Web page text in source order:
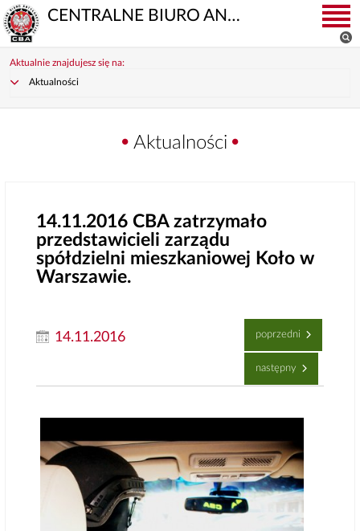
CENTRALNE BIURO ANTYKORUPCYJNE
Aktualnie znajdujesz się na:
Aktualności
Aktualności
14.11.2016 CBA zatrzymało
przedstawicieli zarządu
spółdzielni mieszkaniowej Koło w
Warszawie.
14.11.2016 poprzedni
następny